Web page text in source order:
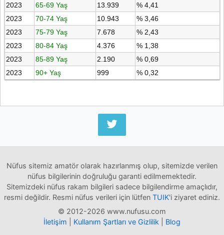
2023
65-69 Yaş 13.939
% 4,41
2023
70-74 Yaş 10.943
% 3,46
2023
75-79 Yaş 7.678
% 2,43
2023
80-84 Yaş 4.376
% 1,38
2023
85-89 Yaş 2.190
% 0,69
2023
90+ Yaş 999 % 0,32
Nüfus sitemiz amatör olarak hazırlanmış olup, sitemizde verilen
nüfus bilgilerinin doğruluğu garanti edilmemektedir.
Sitemizdeki nüfus rakam bilgileri sadece bilgilendirme amaçlıdır,
resmi değildir. Resmi nüfus verileri için lütfen TUIK'i ziyaret ediniz.
© 2012-2026 www.nufusu.com
İletişim
Kullanım Şartları ve Gizlilik Blog